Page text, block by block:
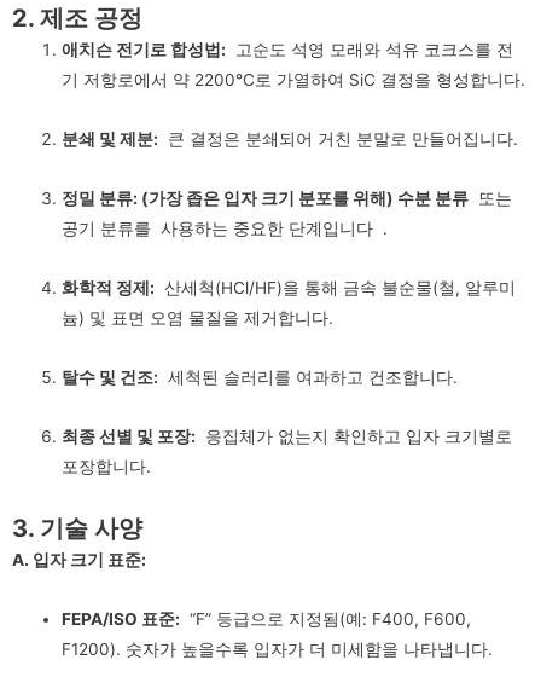
2. 제조 공정
애치슨 전기로 합성법: 고순도 석영 모래와 석유 코크스를 전
기 저항로에서 약 2200°C로 가열하여 SiC 결정을 형성합니다.
분쇄 및 제분: 큰 결정은 분쇄되어 거친 분말로 만들어집니다.
정밀 분류: (가장 좁은 입자 크기 분포를 위해) 수분 분류 또는
공기 분류를 사용하는 중요한 단계입니다 .
화학적 정제: 산세척(HCl/HF)을 통해 금속 불순물(철, 알루미
늄) 및 표면 오염 물질을 제거합니다.
탈수 및 건조: 세척된 슬러리를 여과하고 건조합니다.
최종 선별 및 포장: 응집체가 없는지 확인하고 입자 크기별로
포장합니다.
3. 기술 사양
A. 입자 크기 표준:
FEPA/ISO 표준: “F” 등급으로 지정됨(예: F400, F600,
F1200). 숫자가 높을수록 입자가 더 미세함을 나타냅니다.